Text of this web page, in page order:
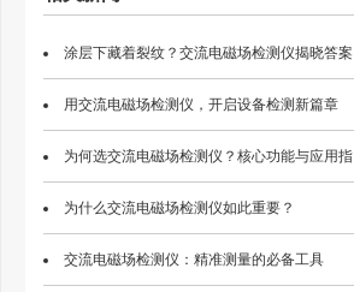
涂层下藏着裂纹？交流电磁场检测仪揭晓答案
用交流电磁场检测仪，开启设备检测新篇章
为何选交流电磁场检测仪？核心功能与应用指
南 为什么交流电磁场检测仪如此重要？
交流电磁场检测仪：精准测量的必备工具